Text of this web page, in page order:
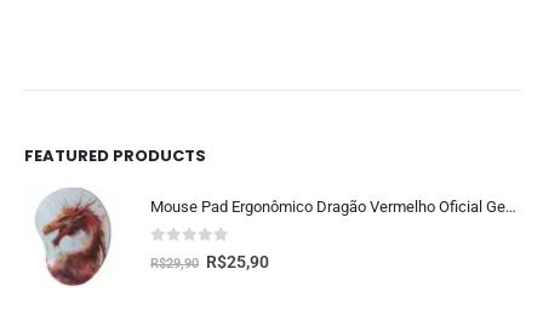
FEATURED PRODUCTS
Mouse Pad Ergonômico Dragão Vermelho Oficial Geek Vip
fora de 5
R$29,90 R$25,90